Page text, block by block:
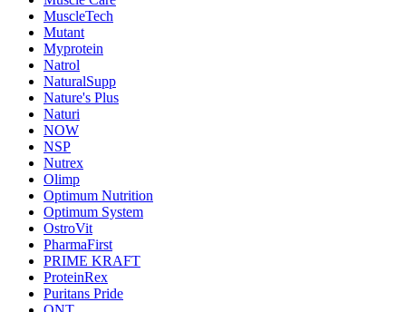
MuscleTech
Mutant
Myprotein
Natrol
NaturalSupp
Nature's Plus
Naturi
NOW
NSP
Nutrex
Olimp
Optimum Nutrition
Optimum System
OstroVit
PharmaFirst
PRIME KRAFT
ProteinRex
Puritans Pride